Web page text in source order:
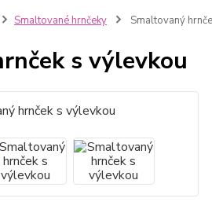
Smaltované hrnčeky Smaltovaný
s výlevkou